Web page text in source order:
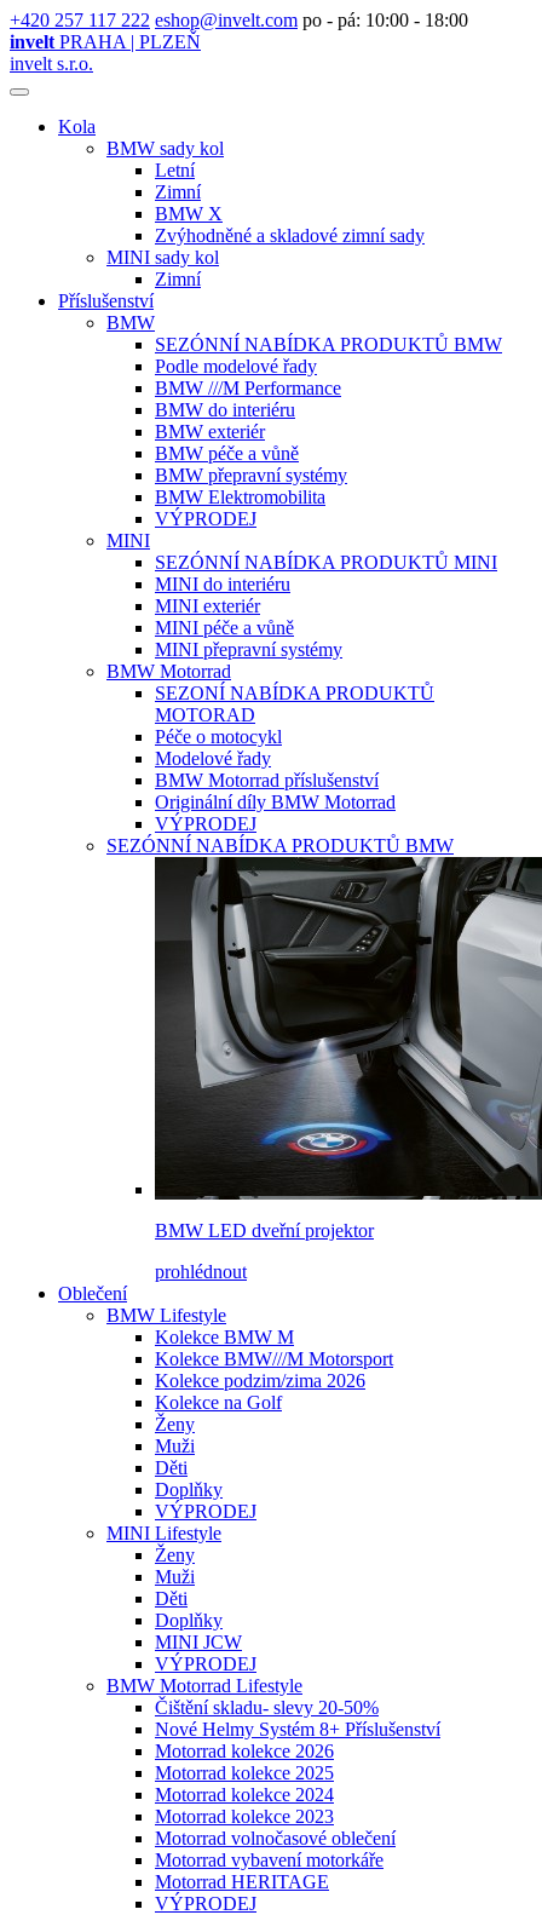
+420 257 117 222 eshop@invelt.com po - pá: 10:00 - 18:00
invelt PRAHA | PLZEŇ
invelt s.r.o.
Kola
BMW sady kol
Letní
Zimní
BMW X
Zvýhodněné a skladové zimní sady
MINI sady kol
Zimní
Příslušenství
BMW
SEZÓNNÍ NABÍDKA PRODUKTŮ BMW
Podle modelové řady
BMW ///M Performance
BMW do interiéru
BMW exteriér
BMW péče a vůně
BMW přepravní systémy
BMW Elektromobilita
VÝPRODEJ
MINI
SEZÓNNÍ NABÍDKA PRODUKTŮ MINI
MINI do interiéru
MINI exteriér
MINI péče a vůně
MINI přepravní systémy
BMW Motorrad
SEZONÍ NABÍDKA PRODUKTŮ
MOTORAD
Péče o motocykl
Modelové řady
BMW Motorrad příslušenství
Originální díly BMW Motorrad
VÝPRODEJ
SEZÓNNÍ NABÍDKA PRODUKTŮ BMW
BMW LED dveřní projektor
prohlédnout
Oblečení
BMW Lifestyle
Kolekce BMW M
Kolekce BMW///M Motorsport
Kolekce podzim/zima 2026
Kolekce na Golf
Ženy
Muži
Děti
Doplňky
VÝPRODEJ
MINI Lifestyle
Ženy
Muži
Děti
Doplňky
MINI JCW
VÝPRODEJ
BMW Motorrad Lifestyle
Čištění skladu- slevy 20-50%
Nové Helmy Systém 8+ Příslušenství
Motorrad kolekce 2026
Motorrad kolekce 2025
Motorrad kolekce 2024
Motorrad kolekce 2023
Motorrad volnočasové oblečení
Motorrad vybavení motorkáře
Motorrad HERITAGE
VÝPRODEJ